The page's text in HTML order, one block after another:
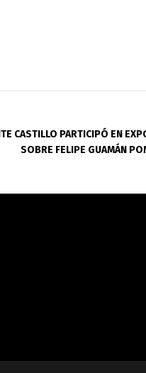
CASTILLO PARTICIPÓ EN
SOBRE FELIPE GUAMÁN